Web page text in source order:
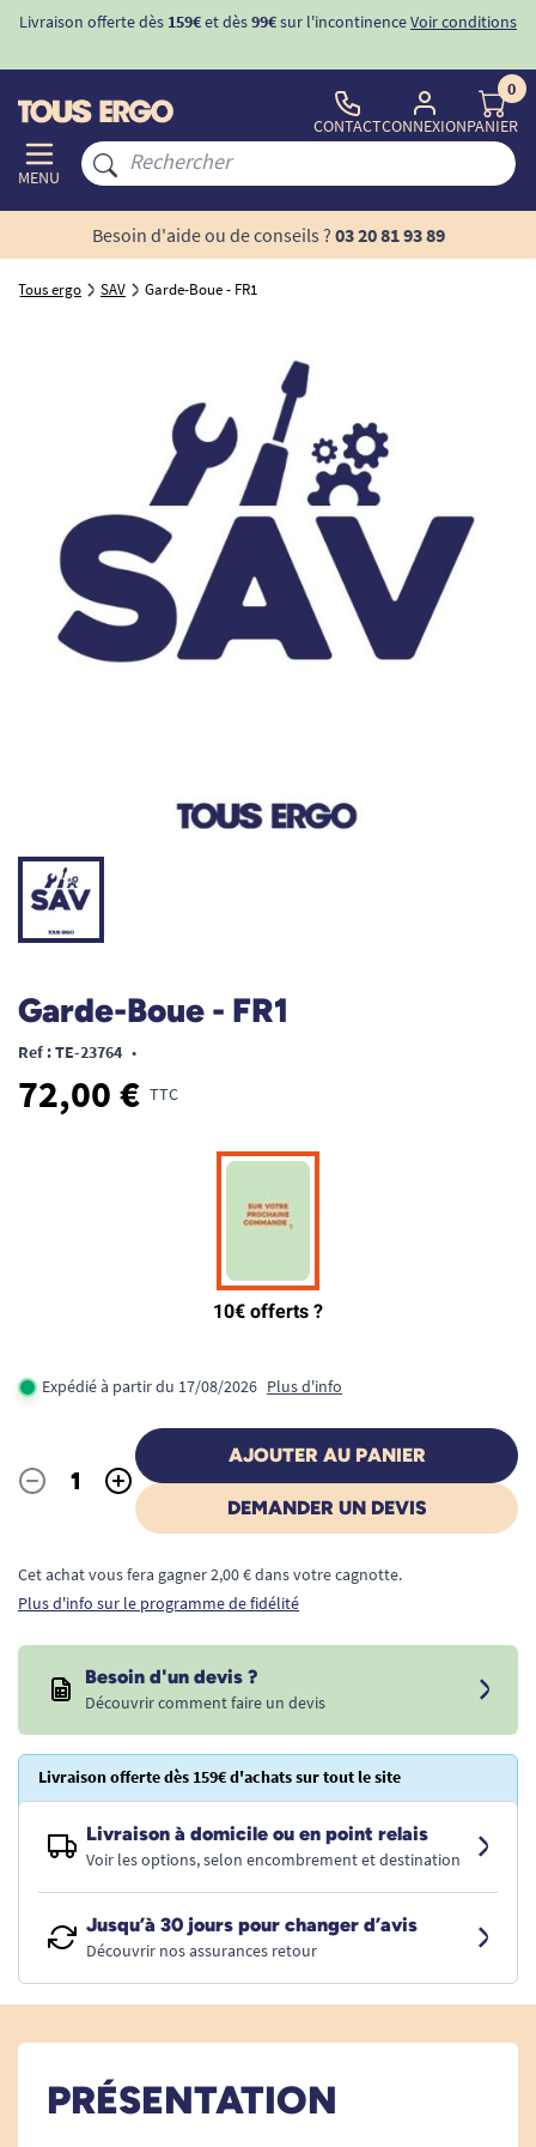
Livraison offerte dès 159€et dès99€sur l'incontinenceVoir conditions
MENU
CONTACTCONNEXION
0
PANIER
Besoin d'aide ou de conseils ? 03 20 81 93 89
Tous ergo SAV Garde-Boue - FR1
Garde-Boue - FR1
Ref : TE-23764 •
72,00 € TTC
Expédié à partir du 17/08/2026 Plus d'info
Quantité
- +
AJOUTER AU PANIER
DEMANDER UN DEVIS
Cet achat vous fera gagner 2,00 € dans votre cagnotte.
Plus d'info sur le programme de fidélité
Besoin d'un devis ?
Découvrir comment faire un devis
Livraison offerte dès 159€ d'achats sur tout le site
Livraison à domicile ou en point relais
Voir les options, selon encombrement et destination
Jusqu’à 30 jours pour changer d’avis
Découvrir nos assurances retour
PRÉSENTATION